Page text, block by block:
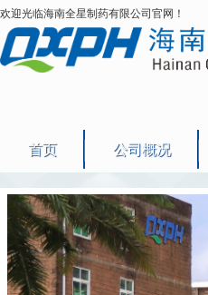
欢迎光临海南全星制药有限公司官网！
首页 公司概况